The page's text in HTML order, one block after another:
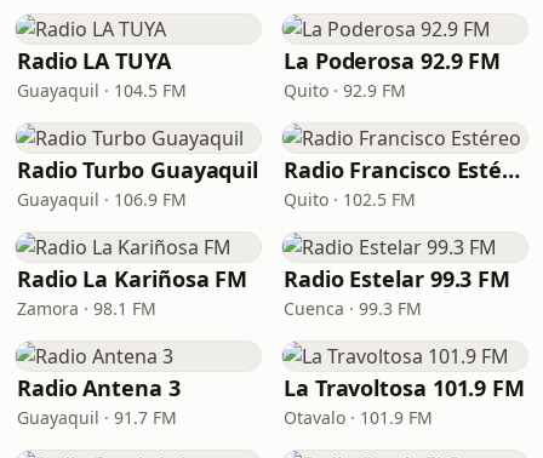
Radio LA TUYA
Guayaquil · 104.5 FM
La Poderosa 92.9 FM
Quito · 92.9 FM
Radio Turbo Guayaquil
Guayaquil · 106.9 FM
Radio Francisco Estéreo
Quito · 102.5 FM
Radio La Kariñosa FM
Zamora · 98.1 FM
Radio Estelar 99.3 FM
Cuenca · 99.3 FM
Radio Antena 3
Guayaquil · 91.7 FM
La Travoltosa 101.9 FM
Otavalo · 101.9 FM